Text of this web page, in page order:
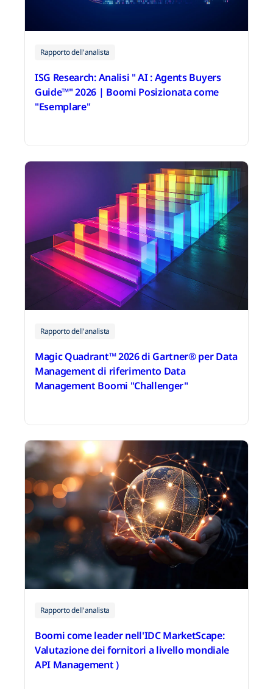
Rapporto dell'analista
ISG Research: Analisi " AI : Agents Buyers
Guide™️" 2026 | Boomi Posizionata come
"Esemplare"
13 aprile 2026
Rapporto dell'analista
Magic Quadrant™ 2026 di Gartner® per Data
Management di riferimento Data
Management Boomi "Challenger"
9 aprile 2026
Rapporto dell'analista
Boomi come leader nell'IDC MarketScape:
Valutazione dei fornitori a livello mondiale
API Management )